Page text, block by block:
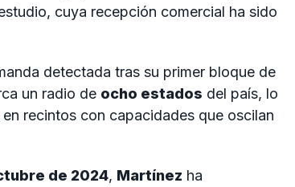
cuya recepción comercial ha sido
detectada tras su primer bloque de
un radio de ocho estados del país, lo
recintos con capacidades que oscilan
de 2024, Martínez ha